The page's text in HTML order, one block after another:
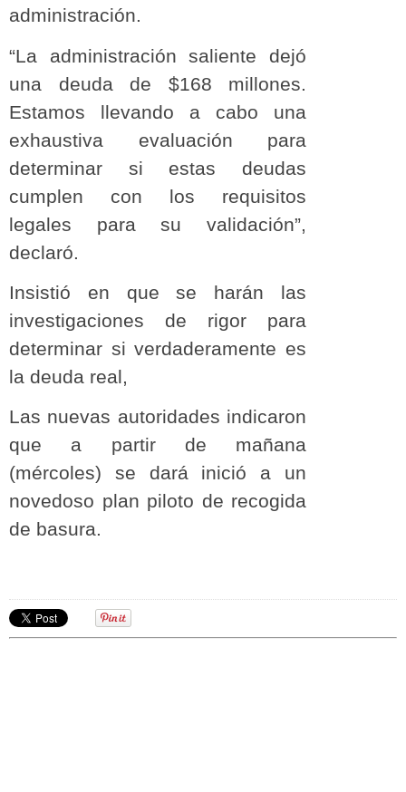
administración.
“La administración saliente dejó
una deuda de $168 millones.
Estamos llevando a cabo una
exhaustiva evaluación para
determinar si estas deudas
cumplen con los requisitos
legales para su validación”,
declaró.
Insistió en que se harán las
investigaciones de rigor para
determinar si verdaderamente es
la deuda real,
Las nuevas autoridades indicaron
que a partir de mañana
(mércoles) se dará inició a un
novedoso plan piloto de recogida
de basura.